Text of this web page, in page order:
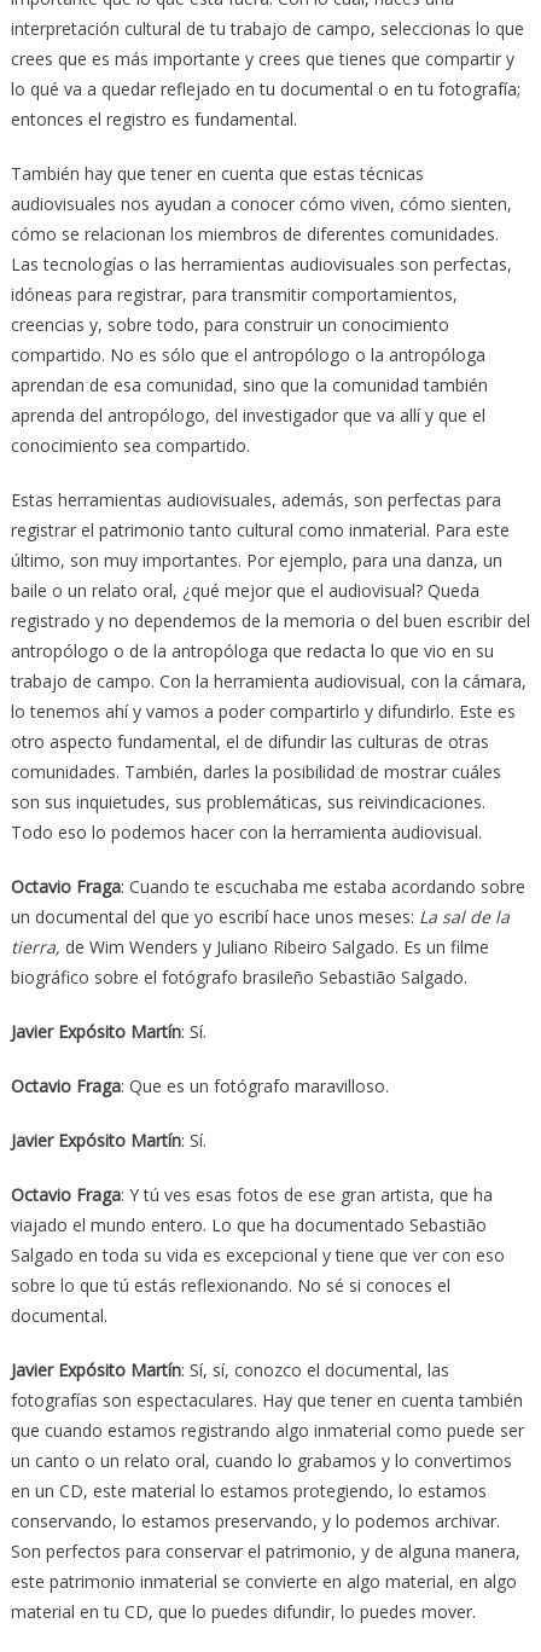
interpretación cultural de tu trabajo de campo, seleccionas lo que
crees que es más importante y crees que tienes que compartir y
lo qué va a quedar reflejado en tu documental o en tu fotografía;
entonces el registro es fundamental.
También hay que tener en cuenta que estas técnicas
audiovisuales nos ayudan a conocer cómo viven, cómo sienten,
cómo se relacionan los miembros de diferentes comunidades.
Las tecnologías o las herramientas audiovisuales son perfectas,
idóneas para registrar, para transmitir comportamientos,
creencias y, sobre todo, para construir un conocimiento
compartido. No es sólo que el antropólogo o la antropóloga
aprendan de esa comunidad, sino que la comunidad también
aprenda del antropólogo, del investigador que va allí y que el
conocimiento sea compartido.
Estas herramientas audiovisuales, además, son perfectas para
registrar el patrimonio tanto cultural como inmaterial. Para este
último, son muy importantes. Por ejemplo, para una danza, un
baile o un relato oral, ¿qué mejor que el audiovisual? Queda
registrado y no dependemos de la memoria o del buen escribir del
antropólogo o de la antropóloga que redacta lo que vio en su
trabajo de campo. Con la herramienta audiovisual, con la cámara,
lo tenemos ahí y vamos a poder compartirlo y difundirlo. Este es
otro aspecto fundamental, el de difundir las culturas de otras
comunidades. También, darles la posibilidad de mostrar cuáles
son sus inquietudes, sus problemáticas, sus reivindicaciones.
Todo eso lo podemos hacer con la herramienta audiovisual.
Octavio Fraga: Cuando te escuchaba me estaba acordando sobre
un documental del que yo escribí hace unos meses: La sal de la
tierra, de Wim Wenders y Juliano Ribeiro Salgado. Es un filme
biográfico sobre el fotógrafo brasileño Sebastião Salgado.
Javier Expósito Martín: Sí.
Octavio Fraga: Que es un fotógrafo maravilloso.
Javier Expósito Martín: Sí.
Octavio Fraga: Y tú ves esas fotos de ese gran artista, que ha
viajado el mundo entero. Lo que ha documentado Sebastião
Salgado en toda su vida es excepcional y tiene que ver con eso
sobre lo que tú estás reflexionando. No sé si conoces el
documental.
Javier Expósito Martín: Sí, sí, conozco el documental, las
fotografías son espectaculares. Hay que tener en cuenta también
que cuando estamos registrando algo inmaterial como puede ser
un canto o un relato oral, cuando lo grabamos y lo convertimos
en un CD, este material lo estamos protegiendo, lo estamos
conservando, lo estamos preservando, y lo podemos archivar.
Son perfectos para conservar el patrimonio, y de alguna manera,
este patrimonio inmaterial se convierte en algo material, en algo
material en tu CD, que lo puedes difundir, lo puedes mover.